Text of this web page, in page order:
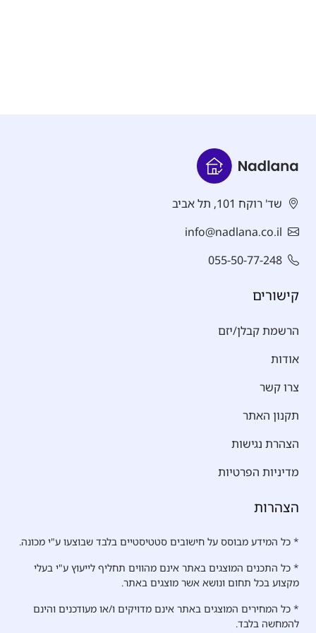
שד' רוקח 101, תל אביב
info@nadlana.co.il
055-50-77-248
קישורים
הרשמת קבלן/יזם
אודות
צרו קשר
תקנון האתר
הצהרת נגישות
מדיניות הפרטיות
הצהרות
* כל המידע מבוסס על חישובים סטטיסטיים בלבד שבוצעו ע"י מכונה.
* כל התכנים המוצגים באתר אינם מהווים תחליף לייעוץ ע"י בעלי
מקצוע בכל תחום ונושא אשר מוצגים באתר.
* כל המחירים המוצגים באתר אינם מדויקים ו/או מעודכנים והינם
להמחשה בלבד.